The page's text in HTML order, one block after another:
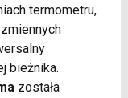
termometru,
bieżnika.
została